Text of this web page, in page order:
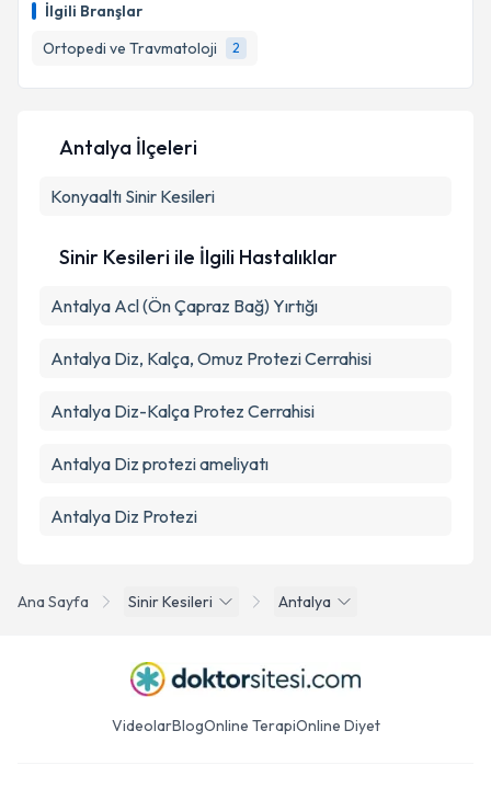
İlgili Branşlar
Ortopedi ve Travmatoloji
2
takvim hazırlandığında e-posta ile bilgilendireceğiz.
Metni'ni okudum ve kişisel verilerimin belirtilen
Ana Sayfa Sinir Kesileri Antalya
Antalya İlçeleri
Konyaaltı Sinir Kesileri
Sinir Kesileri ile İlgili Hastalıklar
Antalya Acl (Ön Çapraz Bağ) Yırtığı
Antalya Diz, Kalça, Omuz Protezi Cerrahisi
Antalya Diz-Kalça Protez Cerrahisi
Antalya Diz protezi ameliyatı
Antalya Diz Protezi
VideolarBlogOnline TerapiOnline Diyet